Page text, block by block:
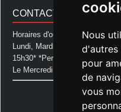
Nous
d'autres
pour
de
vous
CONTACT MAIRIE
Horaires d'ouverture de la
Lundi, Mardi, Jeudi et Vendredi
15h30* *Permanence
Le Mercredi : de 08h00 à 11h00
14